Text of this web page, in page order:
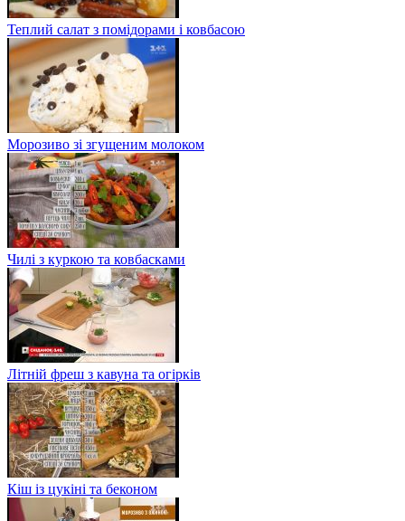
Теплий салат з помідорами і ковбасою
Морозиво зі згущеним молоком
Чилі з куркою та ковбасками
Літній фреш з кавуна та огірків
Кіш із цукіні та беконом